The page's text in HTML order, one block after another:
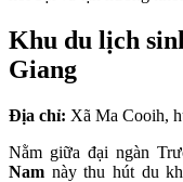
Khu du lịch
Giang
Địa chỉ: Xã Ma Cooih,
Nằm giữa đại ngàn
Nam này thu hút du